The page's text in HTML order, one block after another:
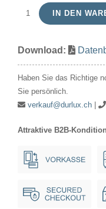
LED
DTW
230V
450Lm
922-
930
AC
Menge
IN DEN
Download:
Haben Sie das Richtige
Sie persönlich.
verkauf@durlux.ch|
Attraktive B2B-